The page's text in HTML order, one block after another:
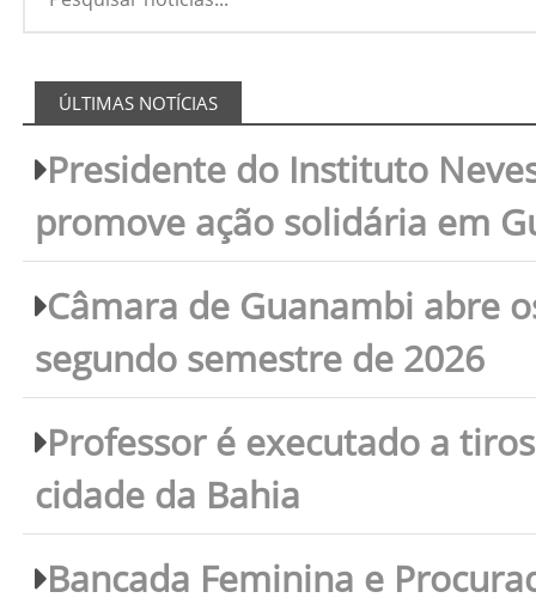
ÚLTIMAS NOTÍCIAS
Presidente do Instituto
promove ação solidária em
Câmara de Guanambi abre
segundo semestre de 2026
Professor é executado a
cidade da Bahia
Bancada Feminina e